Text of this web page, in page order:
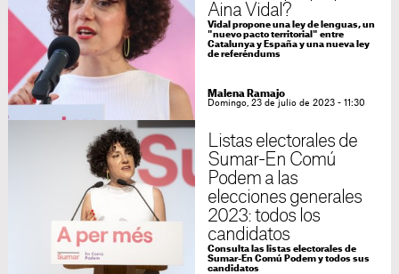
Aina Vidal?
Vidal propone una ley de lenguas, un
"nuevo pacto territorial" entre
Catalunya y España y una nueva ley
de referéndums
Malena Ramajo
Domingo, 23 de julio de 2023 - 11:30
Listas electorales de
Sumar-En Comú
Podem a las
elecciones generales
2023: todos los
candidatos
Consulta las listas electorales de
Sumar-En Comú Podem y todos sus
candidatos